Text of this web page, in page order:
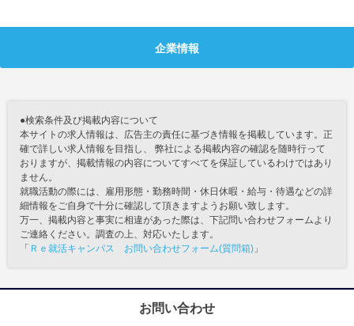
企業情報
●検索条件及び掲載内容について
本サイトの求人情報は、広告主の責任に基づき情報を掲載しています。正
確で詳しい求人情報を目指し、 弊社による掲載内容の確認を随時行って
おりますが、掲載情報の内容についてすべてを保証しているわけではあり
ません。
就職活動の際には、雇用形態・勤務時間・休日休暇・給与・待遇などの詳
細情報をご自身で十分に確認して頂きますようお願い致します。
万一、掲載内容と事実に相違があった際は、下記問い合わせフォームより
ご連絡ください。調査の上、対応いたします。
「 Ｒｅ就活キャンパス お問い合わせフォーム(質問箱) 」
お問い合わせ